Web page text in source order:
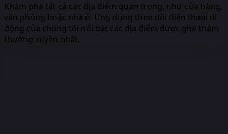
Khám phá tất cả các địa điểm quan trọng, như cửa hàng,
văn phòng hoặc nhà ở. Ứng dụng theo dõi điện thoại di
động của chúng tôi nổi bật các địa điểm được ghé thăm
thường xuyên nhất.